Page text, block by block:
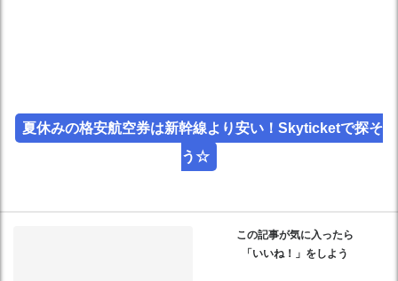
夏休みの格安航空券は新幹線より安い！Skyticketで探そ
う☆
この記事が気に入ったら
「いいね！」をしよう